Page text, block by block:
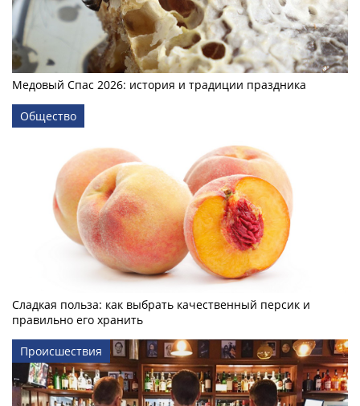
Медовый Спас 2026: история и традиции праздника
Общество
Сладкая польза: как выбрать качественный персик и
правильно его хранить
Происшествия